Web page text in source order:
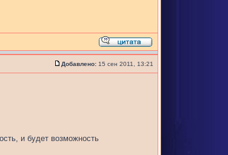
Добавлено: 15 сен 2011, 13:21
и будет возможность